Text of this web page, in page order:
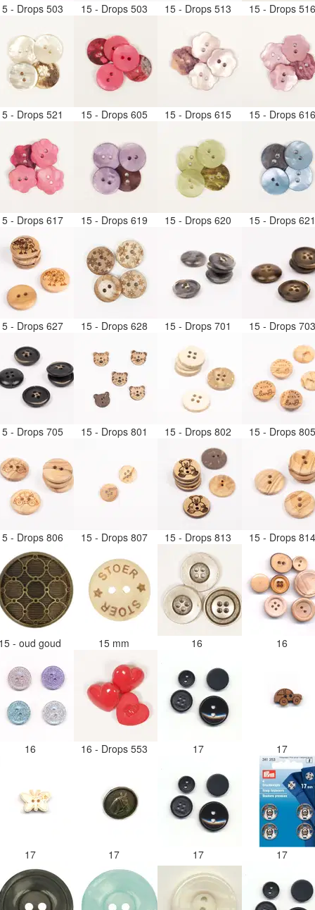
- Drops 503 15 - Drops 503 15 - Drops 513 15 - Drops
- Drops 521 15 - Drops 605 15 - Drops 615 15 - Drops
- Drops 617 15 - Drops 619 15 - Drops 620 15 - Drops
- Drops 627 15 - Drops 628 15 - Drops 701 15 - Drops
- Drops 705 15 - Drops 801 15 - Drops 802 15 - Drops
- Drops 806 15 - Drops 807 15 - Drops 813 15 - Drops
- oud goud 15 mm 16 16
16 16 - Drops 553 17 17
17 17 17 17